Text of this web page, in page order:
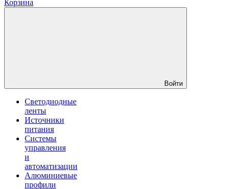
Корзина
Войти
Светодиодные
ленты
Источники
питания
Системы
управления
и
автоматизации
Алюминиевые
профили